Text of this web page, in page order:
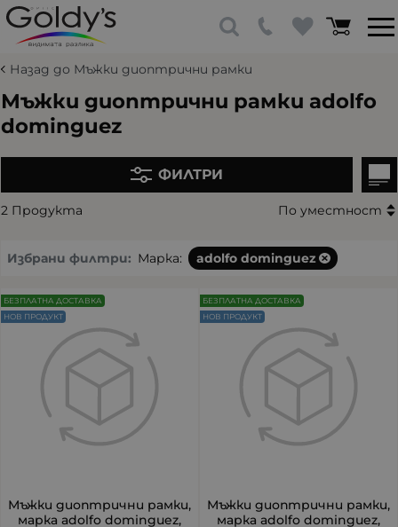
Назад до Мъжки диоптрични рамки
Мъжки диоптрични рамки adolfo
dominguez
ФИЛТРИ
2 Продукта По уместност
Избрани филтри: Марка: adolfo dominguez
Мъжки диоптрични рамки,
марка adolfo dominguez,
БЕЗПЛАТНА ДОСТАВКА
НОВ ПРОДУКТ
Мъжки диоптрични рамки,
марка adolfo dominguez,
БЕЗПЛАТНА ДОСТАВКА
НОВ ПРОДУКТ